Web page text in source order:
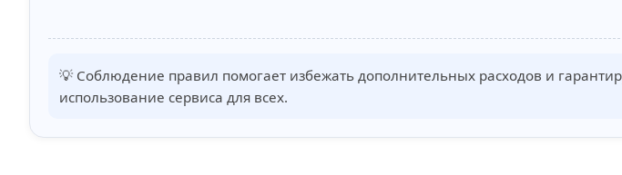
💡 Соблюдение правил помогает избежать дополнительных расходов и
использование сервиса для всех.